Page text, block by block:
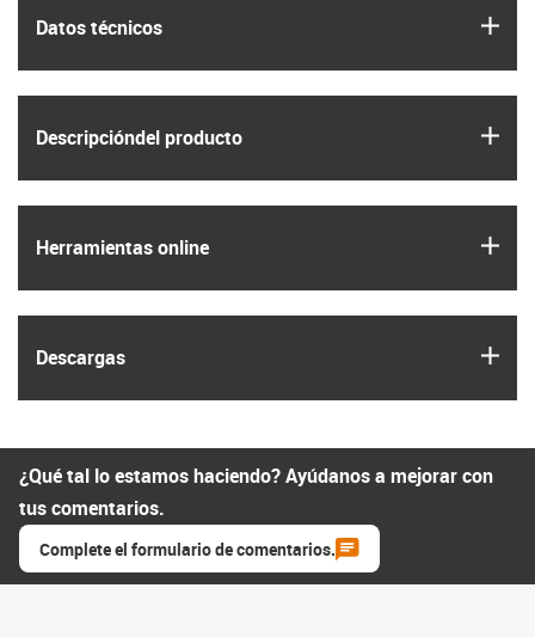
Datos técnicos
Descripción­del producto
Herramientas online
Descargas
¿Qué tal lo estamos haciendo? Ayúdanos a mejorar con
tus comentarios.
Complete el formulario de comentarios.